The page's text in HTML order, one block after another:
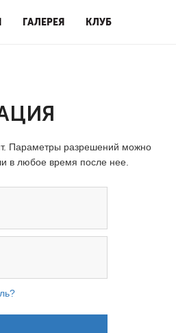
ГАЛЕРЕЯ КЛУБ
Параметры разрешений можно
в любое время после нее.